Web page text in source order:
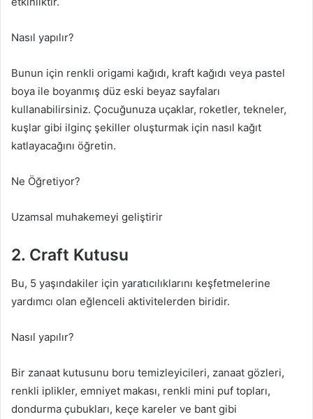
Nasıl yapılır?
Bunun için renkli origami kağıdı, kraft kağıdı veya pastel
boya ile boyanmış düz eski beyaz sayfaları
kullanabilirsiniz. Çocuğunuza uçaklar, roketler, tekneler,
kuşlar gibi ilginç şekiller oluşturmak için nasıl kağıt
katlayacağını öğretin.
Ne Öğretiyor?
Uzamsal muhakemeyi geliştirir
2. Craft Kutusu
Bu, 5 yaşındakiler için yaratıcılıklarını keşfetmelerine
yardımcı olan eğlenceli aktivitelerden biridir.
Nasıl yapılır?
Bir zanaat kutusunu boru temizleyicileri, zanaat gözleri,
renkli iplikler, emniyet makası, renkli mini puf topları,
dondurma çubukları, keçe kareler ve bant gibi